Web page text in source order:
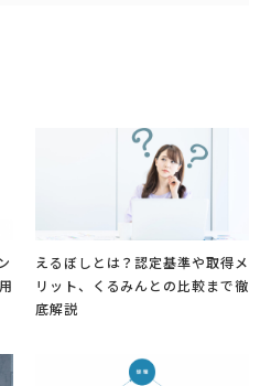
えるぼしとは？認定基準や取得メ
リット、くるみんとの比較まで徹
底解説